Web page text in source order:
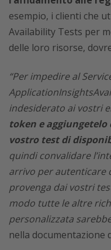
esempio, i clienti che
Availability Tests per
delle loro risorse,
“Per impedire al
indesiderato ai vostri
token e aggiungetelo
vostro test di
quindi convalidare
arrivo per autenticare
provenga dai vostri
modo tutte le altre
personalizzata
nella documentazione